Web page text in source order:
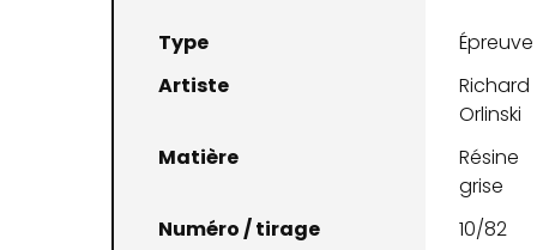
Type
Épreuve
Artiste
Richard
Orlinski
Matière
Résine
grise
Numéro / tirage
10/82